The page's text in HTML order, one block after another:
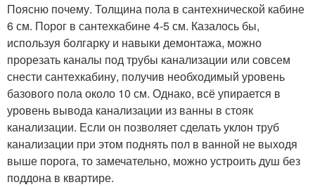
Поясню почему. Толщина пола в сантехнической кабине
6 см. Порог в сантехкабине 4-5 см. Казалось бы,
используя болгарку и навыки демонтажа, можно
прорезать каналы под трубы канализации или совсем
снести сантехкабину, получив необходимый уровень
базового пола около 10 см. Однако, всё упирается в
уровень вывода канализации из ванны в стояк
канализации. Если он позволяет сделать уклон труб
канализации при этом поднять пол в ванной не выходя
выше порога, то замечательно, можно устроить душ без
поддона в квартире.